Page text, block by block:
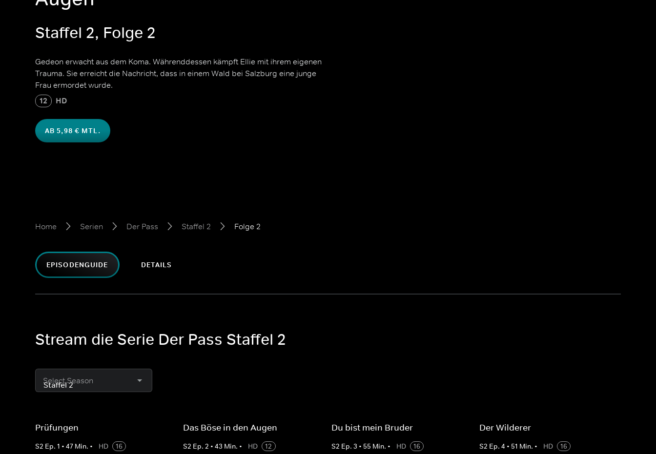
Staffel 2, Folge 2
Gedeon erwacht aus dem Koma. Währenddessen kämpft Ellie mit ihrem eigenen
Trauma. Sie erreicht die Nachricht, dass in einem Wald bei Salzburg eine junge
Frau ermordet wurde.
12 HD
AB 5,98 € MTL.
Home Serien Der Pass Staffel 2 Folge 2
EPISODENGUIDE DETAILS
Stream die Serie Der Pass Staffel 2
Select Season
Prüfungen
S2 Ep. 1 • 47 Min. • HD
16
Das Böse in den Augen
S2 Ep.2 •43 Min. • HD
12
Du bist mein Bruder
S2 Ep. 3 • 55 Min. • HD
16
Der Wilderer
S2 Ep. 4 • 51 Min. • HD
16